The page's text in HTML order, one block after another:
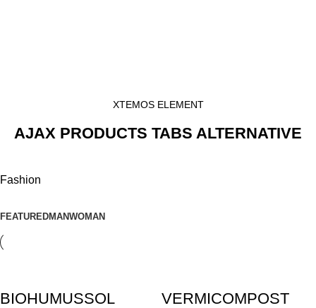
XTEMOS ELEMENT
AJAX PRODUCTS TABS ALTERNATIVE
Fashion
FEATUREDMANWOMAN
BIOHUMUSSOL
VERMICOMPOST